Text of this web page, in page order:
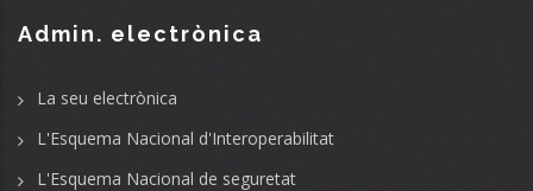
Admin. electrònica
La seu electrònica
L'Esquema Nacional d'Interoperabilitat
L'Esquema Nacional de seguretat